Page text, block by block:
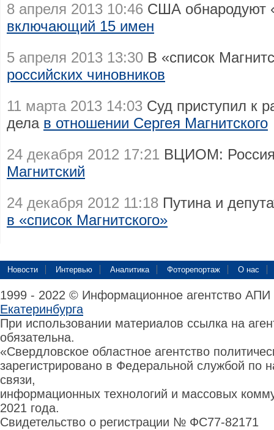
8 апреля 2013 10:46 США обнародуют
включающий 15 имен
5 апреля 2013 13:30 В «список
российских чиновников
11 марта 2013 14:03 Суд приступил к
дела в отношении Сергея Магнитского
24 декабря 2012 17:21 ВЦИОМ:
Магнитский
24 декабря 2012 11:18 Путина и
в «список Магнитского»
Новости Интервью Аналитика Фоторепортаж О нас
1999 - 2022 © Информационное агентство
Екатеринбурга
При использовании материалов ссылка на
обязательна.
«Свердловское областное агентство
зарегистрировано в Федеральной службой по
связи,
информационных технологий и массовых
2021 года.
Свидетельство о регистрации № ФС77-82171